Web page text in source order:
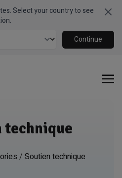
Select your country to see
Continue
technique
/ Soutien technique